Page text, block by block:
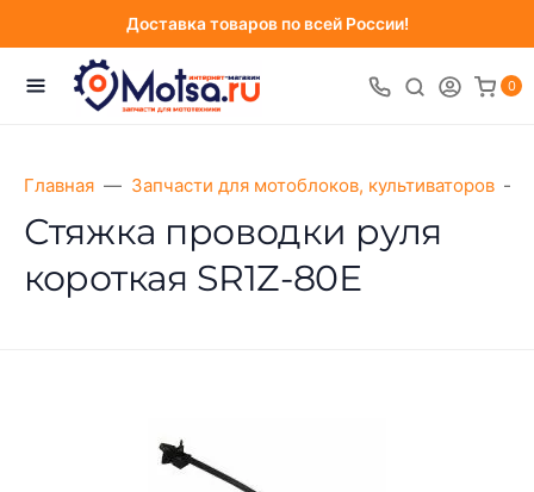
Доставка товаров по всей России!
0
Главная Запчасти для мотоблоков, культиваторов
Стяжка проводки руля
короткая SR1Z-80Е